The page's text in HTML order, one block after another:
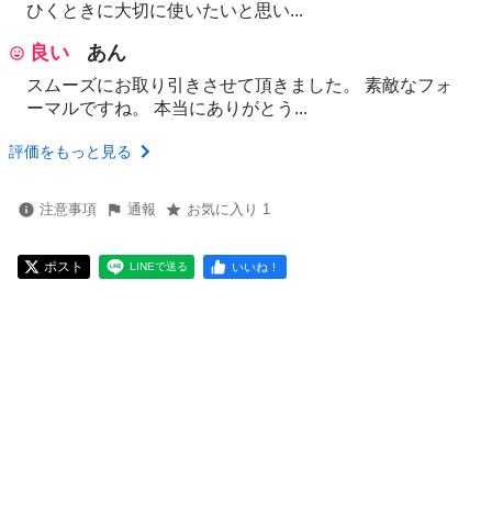
ひくときに大切に使いたいと思い...
良い あん
スムーズにお取り引きさせて頂きました。 素敵なフォ
ーマルですね。 本当にありがとう...
評価をもっと見る
注意事項 通報 お気に入り 1
ポスト LINEで送る いいね！